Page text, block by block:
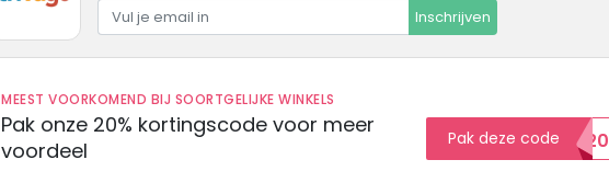
Inschrijven
MEEST VOORKOMEND BIJ SOORTGELIJKE WINKELS
Pak onze 20% kortingscode voor meer
voordeel
Pak deze codeEXTRA20